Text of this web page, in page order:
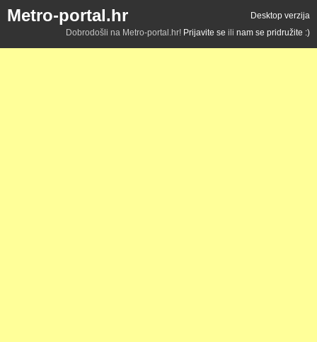
Metro-portal.hr
Desktop verzija
Dobrodošli na Metro-portal.hr! Prijavite se ili nam se pridružite :)